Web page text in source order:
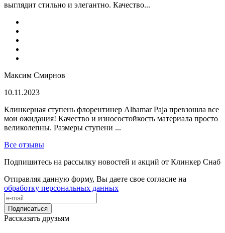
выглядит стильно и элегантно. Качество...
Максим Смирнов
10.11.2023
Клинкерная ступень флорентинер Alhamar Paja превзошла все
мои ожидания! Качество и износостойкость материала просто
великолепны. Размеры ступени ...
Все отзывы
Подпишитесь на рассылку новостей и акций от Клинкер Снаб
Отправляя данную форму, Вы даете свое согласие на
обработку персональных данных
Подписаться
Рассказать друзьям